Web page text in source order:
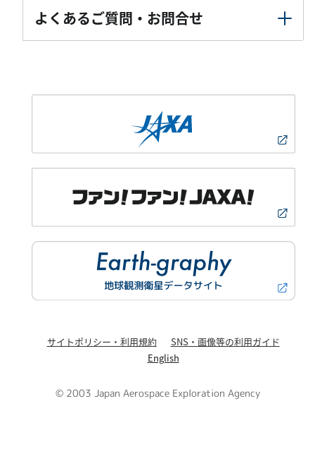
よくあるご質問・お問合せ
サイトポリシー・利用規約
SNS・画像等の利用ガイド
English
© 2003 Japan Aerospace Exploration Agency